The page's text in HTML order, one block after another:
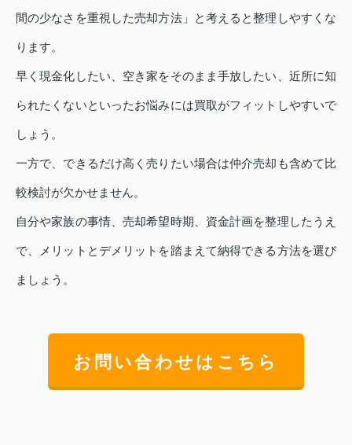
間の少なさを重視した売却方法」と考えると整理しやすくな
ります。
早く現金化したい、空き家をそのまま手放したい、近所に知
られたくないといったお悩みには買取がフィットしやすいで
しょう。
一方で、できるだけ高く売りたい場合は仲介売却も含めて比
較検討が欠かせません。
自分や家族の事情、売却希望時期、資金計画を整理したうえ
で、メリットとデメリットを踏まえて納得できる方法を選び
ましょう。
お問い合わせはこちら